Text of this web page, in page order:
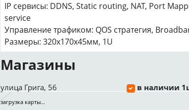
IP сервисы: DDNS, Static routing, NAT, Port
service
Управление трафиком: QOS стратегия,
Размеры: 320x170x45мм, 1U
Магазины
улица Грига, 56 в наличии
загрузка карты...